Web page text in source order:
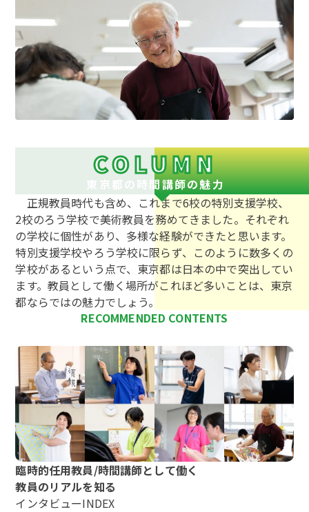
COLUMN
東京都の時間講師の魅力
正規教員時代も含め、これまで6校の特別支援学校、
2校のろう学校で美術教員を務めてきました。それぞれ
の学校に個性があり、多様な経験ができたと思います。
特別支援学校やろう学校に限らず、このように数多くの
学校があるという点で、東京都は日本の中で突出してい
ます。教員として働く場所がこれほど多いことは、東京
都ならではの魅力でしょう。
RECOMMENDED CONTENTS
臨時的任用教員/時間講師として働く
教員のリアルを知る
インタビューINDEX